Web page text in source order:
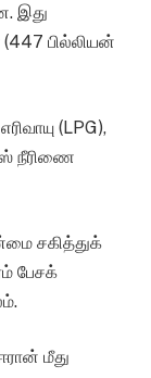
இது
பில்லியன்
(LPG),
நீரிணை
சகித்துக்
பேசக்
மீது